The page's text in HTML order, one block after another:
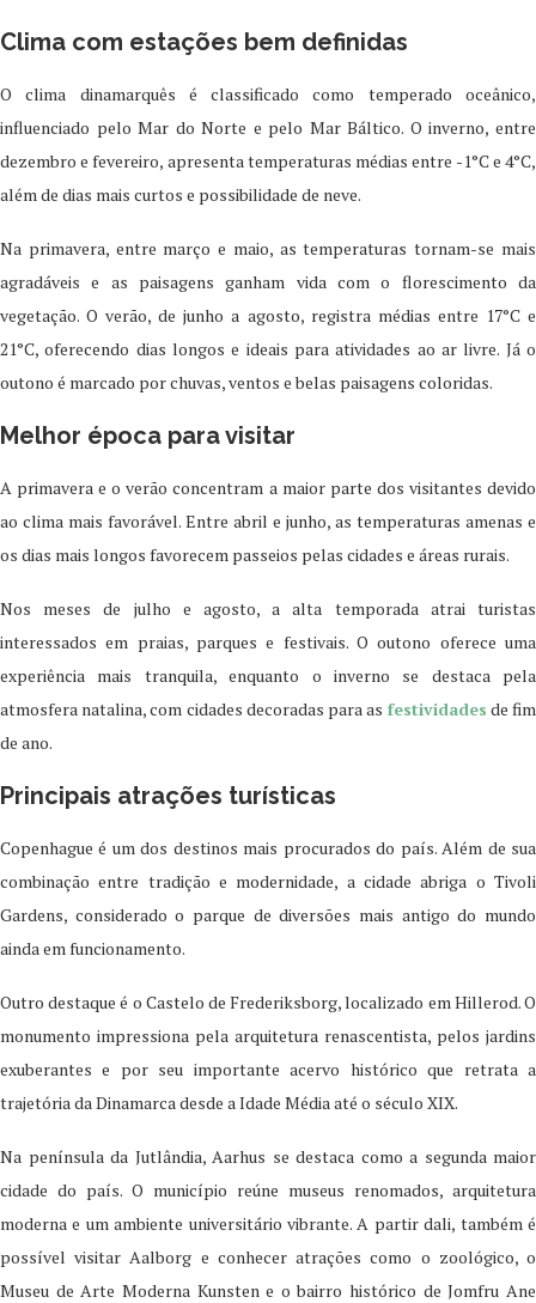
Clima com estações bem definidas
O clima dinamarquês é classificado como temperado oceânico,
influenciado pelo Mar do Norte e pelo Mar Báltico. O inverno, entre
dezembro e fevereiro, apresenta temperaturas médias entre -1°C e 4°C,
além de dias mais curtos e possibilidade de neve.
Na primavera, entre março e maio, as temperaturas tornam-se mais
agradáveis e as paisagens ganham vida com o florescimento da
vegetação. O verão, de junho a agosto, registra médias entre 17°C e
21°C, oferecendo dias longos e ideais para atividades ao ar livre. Já o
outono é marcado por chuvas, ventos e belas paisagens coloridas.
Melhor época para visitar
A primavera e o verão concentram a maior parte dos visitantes devido
ao clima mais favorável. Entre abril e junho, as temperaturas amenas e
os dias mais longos favorecem passeios pelas cidades e áreas rurais.
Nos meses de julho e agosto, a alta temporada atrai turistas
interessados em praias, parques e festivais. O outono oferece uma
experiência mais tranquila, enquanto o inverno se destaca pela
atmosfera natalina, com cidades decoradas para as festividades de fim
de ano.
Principais atrações turísticas
Copenhague é um dos destinos mais procurados do país. Além de sua
combinação entre tradição e modernidade, a cidade abriga o Tivoli
Gardens, considerado o parque de diversões mais antigo do mundo
ainda em funcionamento.
Outro destaque é o Castelo de Frederiksborg, localizado em Hillerod. O
monumento impressiona pela arquitetura renascentista, pelos jardins
exuberantes e por seu importante acervo histórico que retrata a
trajetória da Dinamarca desde a Idade Média até o século XIX.
Na península da Jutlândia, Aarhus se destaca como a segunda maior
cidade do país. O município reúne museus renomados, arquitetura
moderna e um ambiente universitário vibrante. A partir dali, também é
possível visitar Aalborg e conhecer atrações como o zoológico, o
Museu de Arte Moderna Kunsten e o bairro histórico de Jomfru Ane